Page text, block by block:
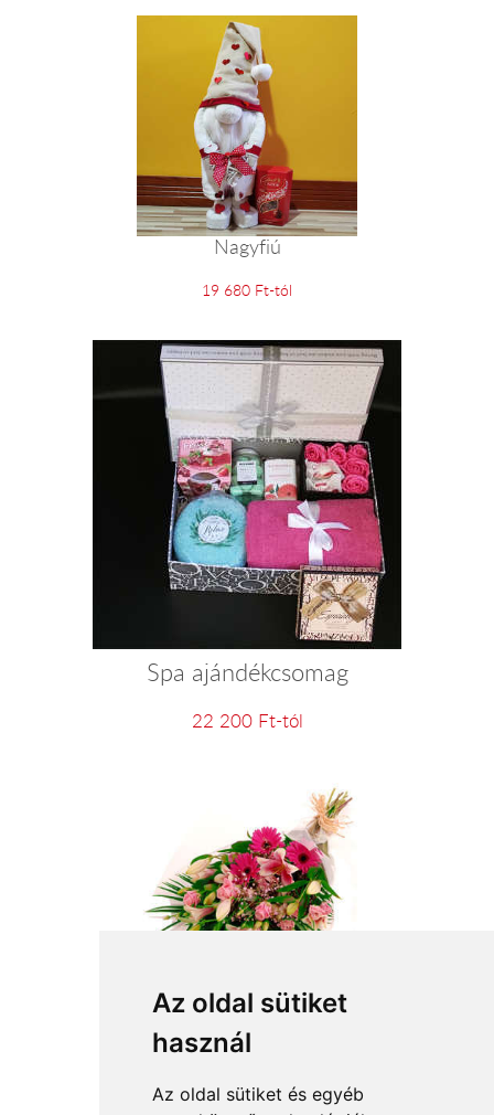
Az oldal sütiket
használ
Az oldal sütiket és egyéb
Nagyfiú
19 680 Ft-tól
Spa ajándékcsomag
22 200 Ft-tól
Boldog születésnapot virágcsokor
26 000 Ft-tól